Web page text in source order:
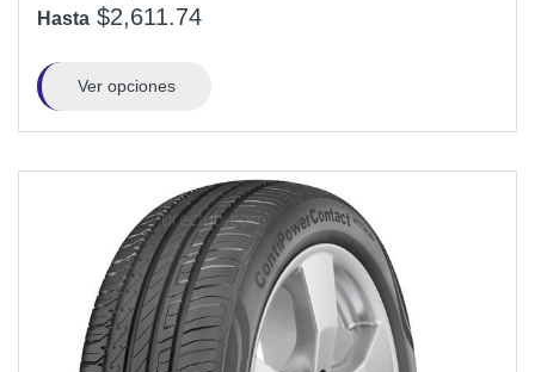
Hasta $2,611.74
Ver opciones